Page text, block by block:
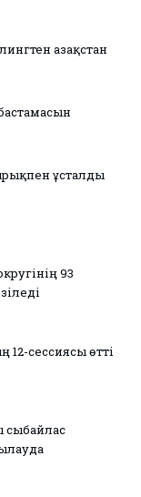
Қазақстан
ұсталды
93
сессиясы өтті